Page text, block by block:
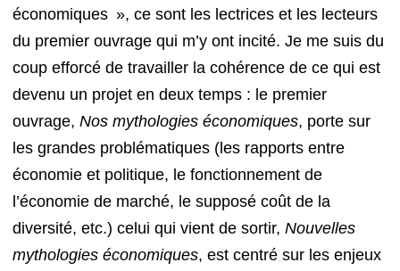
économiques », ce sont les lectrices et les lecteurs
du premier ouvrage qui m’y ont incité. Je me suis du
coup efforcé de travailler la cohérence de ce qui est
devenu un projet en deux temps : le premier
ouvrage, Nos mythologies économiques, porte sur
les grandes problématiques (les rapports entre
économie et politique, le fonctionnement de
l’économie de marché, le supposé coût de la
diversité, etc.) celui qui vient de sortir, Nouvelles
mythologies économiques, est centré sur les enjeux